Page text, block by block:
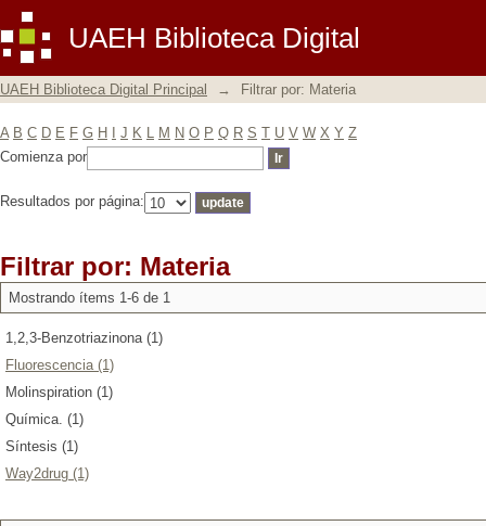
UAEH Biblioteca Digital
Filtrar por: Materia
UAEH Biblioteca Digital Principal → Filtrar por: Materia
A B C D E F G H J K L M N O P Q R S T U V W X Y Z
Comienza por
Resultados por página:
Filtrar por: Materia
Mostrando ítems 1-6 de 1
1,2,3-Benzotriazinona (1)
Fluorescencia (1)
Molinspiration (1)
Química. (1)
Síntesis (1)
Way2drug (1)